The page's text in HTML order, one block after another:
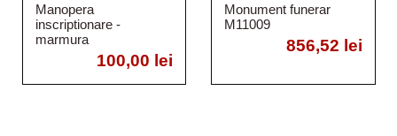
Manopera
inscriptionare -
marmura
100,00 lei
Monument funerar
M11009
856,52 lei